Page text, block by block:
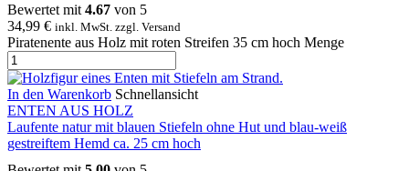
Bewertet mit 4.67 von 5
34,99 € inkl. MwSt. zzgl. Versand
Piratenente aus Holz mit roten Streifen 35 cm hoch Menge
In den Warenkorb Schnellansicht
ENTEN AUS HOLZ
Laufente natur mit blauen Stiefeln ohne Hut und blau-weiß
gestreiftem Hemd ca. 25 cm hoch